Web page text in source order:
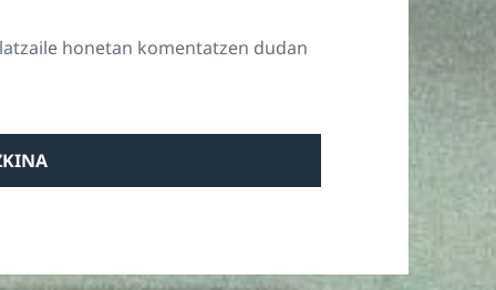
honetan komentatzen dudan